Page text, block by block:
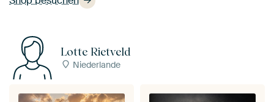
Lotte Rietveld
Niederlande